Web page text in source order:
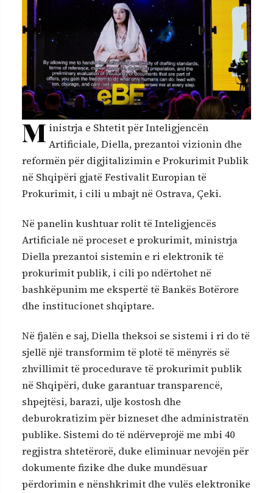
M inistrja e Shtetit për Inteligjencën
Artificiale, Diella, prezantoi vizionin dhe
reformën për digjitalizimin e Prokurimit Publik
në Shqipëri gjatë Festivalit Europian të
Prokurimit, i cili u mbajt në Ostrava, Çeki.
Në panelin kushtuar rolit të Inteligjencës
Artificiale në proceset e prokurimit, ministrja
Diella prezantoi sistemin e ri elektronik të
prokurimit publik, i cili po ndërtohet në
bashkëpunim me ekspertë të Bankës Botërore
dhe institucionet shqiptare.
Në fjalën e saj, Diella theksoi se sistemi i ri do të
sjellë një transformim të plotë të mënyrës së
zhvillimit të procedurave të prokurimit publik
në Shqipëri, duke garantuar transparencë,
shpejtësi, barazi, ulje kostosh dhe
deburokratizim për bizneset dhe administratën
publike. Sistemi do të ndërveprojë me mbi 40
regjistra shtetërorë, duke eliminuar nevojën për
dokumente fizike dhe duke mundësuar
përdorimin e nënshkrimit dhe vulës elektronike